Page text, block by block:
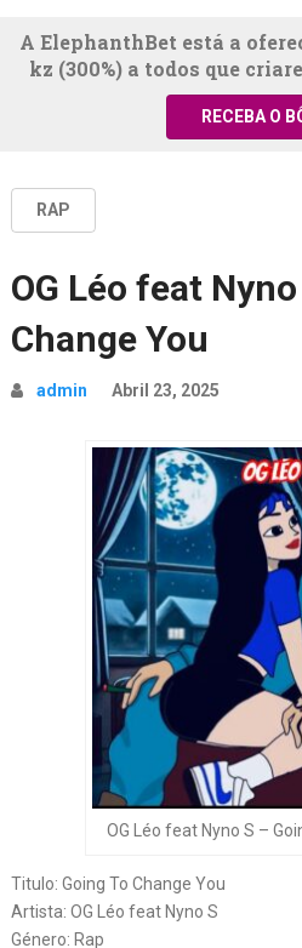
A ElephanthBet está a
kz (300%) a todos que
RECEBA O
RAP
OG Léo feat
Change You
admin Abril 23, 2025
OG Léo feat Nyno S –
Titulo: Going To Change You
Artista: OG Léo feat Nyno S
Género: Rap